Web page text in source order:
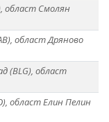
област Смолян
област Дряново
(BLG), област
област Елин Пелин